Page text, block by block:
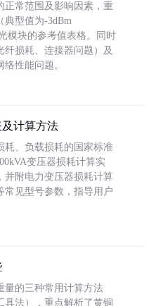
正常范围及影响因素，重
典型值为-3dBm
模块的参考值表格。同时
损耗、连接器问题）及
性能问题。
计算方法
耗、负载损耗的国家标准
变压器损耗计算实
并附电力变压器损耗计算
常见型号参数，指导用户
量的三种常用计算方法
具法），重点解析了黄铜